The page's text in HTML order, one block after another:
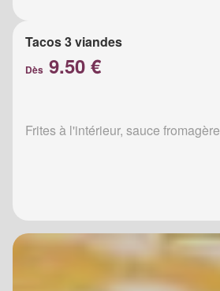
Tacos 3 viandes
Dès 9.50 €
Frites à l'intérieur, sauce fromagère